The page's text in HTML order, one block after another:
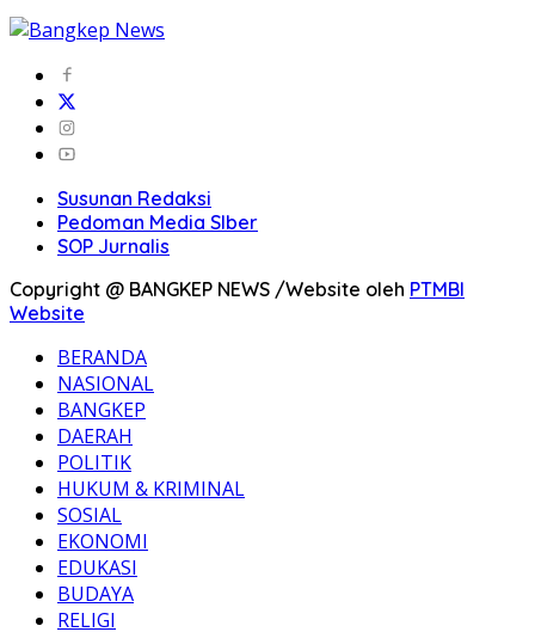
Susunan Redaksi
Pedoman Media SIber
SOP Jurnalis
Copyright @ BANGKEP NEWS /Website oleh PTMBI
Website
BERANDA
NASIONAL
BANGKEP
DAERAH
POLITIK
HUKUM & KRIMINAL
SOSIAL
EKONOMI
EDUKASI
BUDAYA
RELIGI